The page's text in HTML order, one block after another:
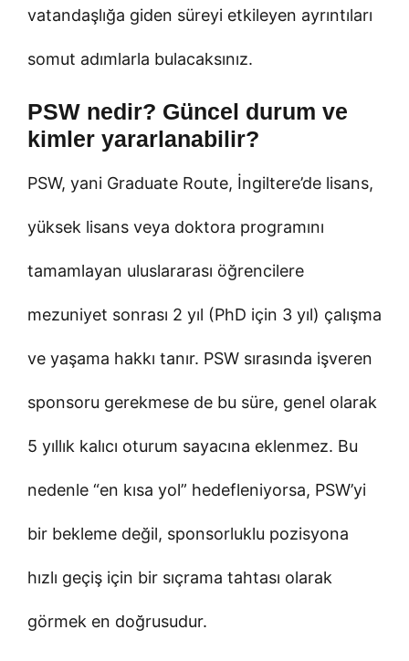
vatandaşlığa giden süreyi etkileyen ayrıntıları
somut adımlarla bulacaksınız.
PSW nedir? Güncel durum ve
kimler yararlanabilir?
PSW, yani Graduate Route, İngiltere’de lisans,
yüksek lisans veya doktora programını
tamamlayan uluslararası öğrencilere
mezuniyet sonrası 2 yıl (PhD için 3 yıl) çalışma
ve yaşama hakkı tanır. PSW sırasında işveren
sponsoru gerekmese de bu süre, genel olarak
5 yıllık kalıcı oturum sayacına eklenmez. Bu
nedenle “en kısa yol” hedefleniyorsa, PSW’yi
bir bekleme değil, sponsorluklu pozisyona
hızlı geçiş için bir sıçrama tahtası olarak
görmek en doğrusudur.